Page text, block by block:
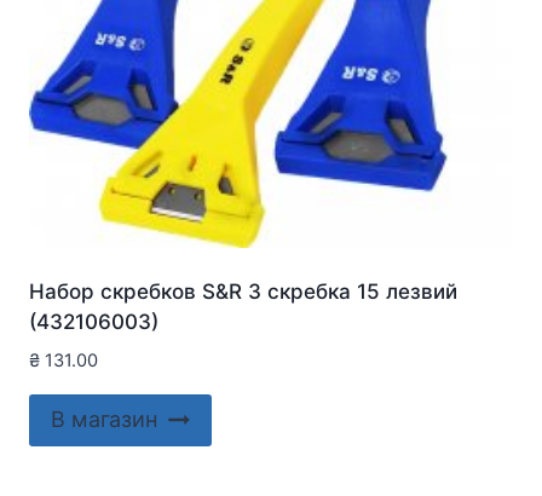
Набор скребков S&R 3 скребка 15 лезвий
(432106003)
₴ 131.00
В магазин